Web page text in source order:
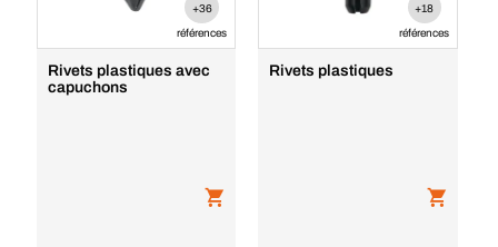
+36
références
Rivets plastiques avec
capuchons
+18
références
Rivets plastiques